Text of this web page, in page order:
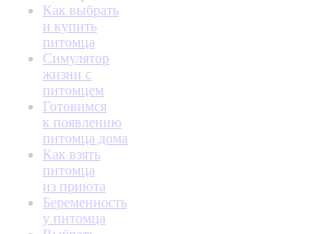
Как выбрать
и купить
питомца
Симулятор
жизни с
питомцем
Готовимся
к появлению
питомца дома
Как взять
питомца
из приюта
Беременность
у питомца